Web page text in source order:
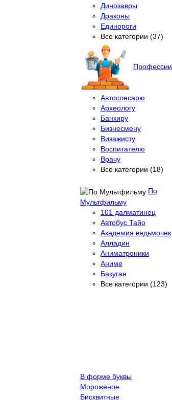
Динозавры
Драконы
Единороги
Все категории (37)
Профессии
Автослесарю
Археологу
Банкиру
Бизнесмену
Визажисту
Воспитателю
Врачу
Все категории (18)
По
Мультфильму
101 далматинец
Автобус Тайо
Академия ведьмочек
Алладин
Аниматроники
Аниме
Бакуган
Все категории (123)
В форме буквы
Мороженое
Бисквитные